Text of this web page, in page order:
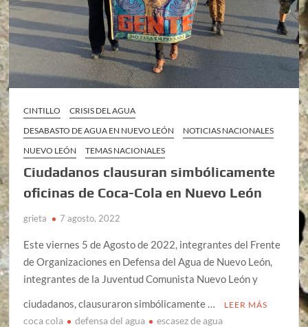
CINTILLO
CRISIS DEL AGUA
DESABASTO DE AGUA EN NUEVO LEÓN
NOTICIAS NACIONALES
NUEVO LEÓN
TEMAS NACIONALES
Ciudadanos clausuran simbólicamente
oficinas de Coca-Cola en Nuevo León
grieta 7 agosto, 2022
Este viernes 5 de Agosto de 2022, integrantes del Frente
de Organizaciones en Defensa del Agua de Nuevo León,
integrantes de la Juventud Comunista Nuevo León y
ciudadanos, clausuraron simbólicamente …
LEER MÁS
coca cola defensa del agua escasez de agua